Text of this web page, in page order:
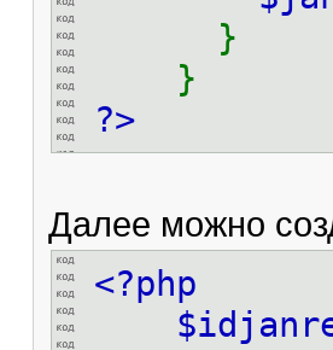
}
}
?>
Далее можно
<?php